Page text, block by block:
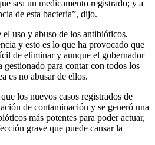
sea un medicamento registrado; y a
de esta bacteria”, dijo.
el uso y abuso de los antibióticos,
y esto es lo que ha provocado que
de eliminar y aunque el gobernador
para contar con todos los
es no abusar de ellos.
los nuevos casos registrados de
de contaminación y se generó una
más potentes para poder actuar,
grave que puede causar la